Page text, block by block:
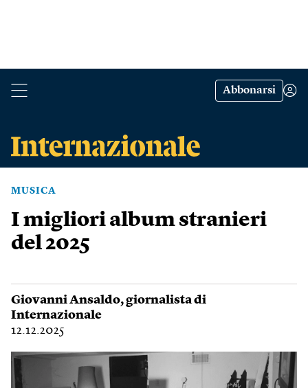
Abbonarsi
MUSICA
I migliori album stranieri
del 2025
Giovanni Ansaldo, giornalista di
Internazionale
12.12.2025